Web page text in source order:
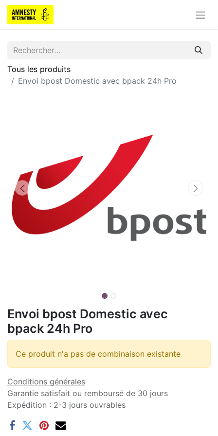
Tous les produits
Envoi bpost Domestic avec bpack 24h Pro
Envoi bpost Domestic avec
bpack 24h Pro
Ce produit n'a pas de combinaison existante
Conditions générales
Garantie satisfait ou remboursé de 30 jours
Expédition : 2-3 jours ouvrables